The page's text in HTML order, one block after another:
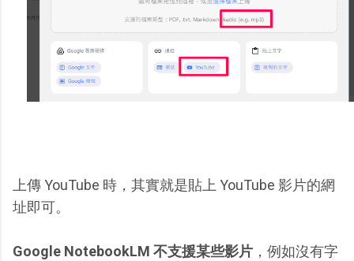
上傳 YouTube 時，其實就是貼上 YouTube 影片的網
址即可。
Google NotebookLM 不支援某些影片 ，例如沒有字